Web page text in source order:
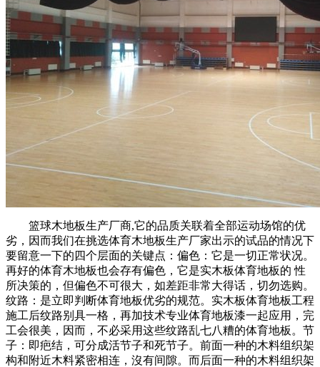
篮球木地板生产厂商,它的品质关联着全部运动场馆的优
劣，因而我们在挑选体育木地板生产厂家出示的试品的情况下
要留意一下的四个层面的关键点：偏色：它是一切正常状况。
再好的体育木地板也会存有偏色，它是实木板体育地板的 性
所决策的，但偏色不可很大，如差距非常大得话，切勿选购。
纹路：是立即判断体育地板优劣的规范。实木板体育地板工程
施工后纹路别具一格，再加技术专业体育地板漆一起应用，完
工会很美，因而，不必采用这些纹路乱七八糟的体育地板。节
子：即疤结，可分成活节子和死节子。前面一种的木料组织架
构和附近木料紧密相连，沒有间隙。而后面一种的木料组织架